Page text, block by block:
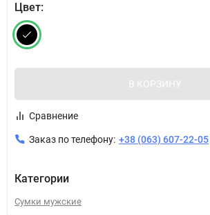
Цвет:
В КОРЗИНУ
Сравнение
Заказ по телефону: +38 (063) 607-22-05
Категории
Сумки мужские